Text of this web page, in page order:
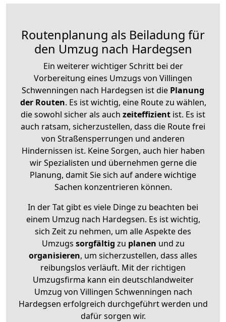
Routenplanung als Beiladung für
den Umzug nach Hardegsen
Ein weiterer wichtiger Schritt bei der
Vorbereitung eines Umzugs von Villingen
Schwenningen nach Hardegsen ist die Planung
der Routen. Es ist wichtig, eine Route zu wählen,
die sowohl sicher als auch zeiteffizient ist. Es ist
auch ratsam, sicherzustellen, dass die Route frei
von Straßensperrungen und anderen
Hindernissen ist. Keine Sorgen, auch hier haben
wir Spezialisten und übernehmen gerne die
Planung, damit Sie sich auf andere wichtige
Sachen konzentrieren können.
In der Tat gibt es viele Dinge zu beachten bei
einem Umzug nach Hardegsen. Es ist wichtig,
sich Zeit zu nehmen, um alle Aspekte des
Umzugs sorgfältig zu planen und zu
organisieren, um sicherzustellen, dass alles
reibungslos verläuft. Mit der richtigen
Umzugsfirma kann ein deutschlandweiter
Umzug von Villingen Schwenningen nach
Hardegsen erfolgreich durchgeführt werden und
dafür sorgen wir.